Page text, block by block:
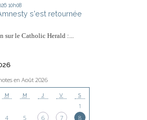
10h08
s'est retournée
sur le Catholic Herald :...
en Août 2026
M M J V S
1
4 5 6 7 8